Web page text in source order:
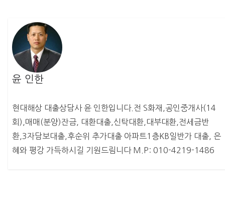
윤 인한
현대해상 대출상담사 윤 인한입니다.전 S화재,공인중개사(14
회),매매(분양)잔금, 대환대출,신탁대환,대부대환,전세금반
환,3자담보대출,후순위 추가대출 아파트1층KB일반가 대출, 은
혜와 평강 가득하시길 기원드림니다 M.P: 010-4219-1486